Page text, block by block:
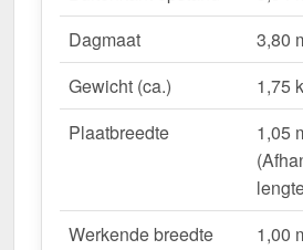
Lichtdoorlatend– Ca. 69 %
UV-bestendig & weerproof
zon, regen & hagel.
Montageklaar geleverd–
eenvoudig te plaatsen.
–
Garantie– 10 jaar op
betrouwbaarheid.
Dagmaat
3,80
Gewicht (ca.)
1,75
Plaatbreedte
1,05
Werkende breedte
1,00